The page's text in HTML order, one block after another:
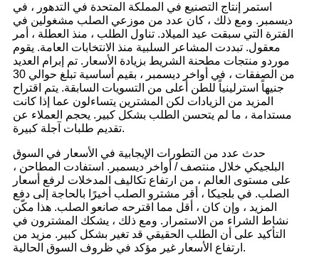
استمر إنتاج التصنيع في المملكة المتحدة في التدهور ، في
ديسمبر. ومع ذلك ، كان عدد من موزعي الصلب مشغولين في
الفترة التي سبقت عيد الميلاد. تناول الطلب ، منذ العطلة ، أمر
معقول. تبددت المشاعر السلبية منذ الانتخابات العامة. يقوم
موردو منتجات مطحنة الشريط بزيادة الأسعار. تم إبرام العديد
من الصفقات ، في أواخر ديسمبر ، بقيم أساسية تبلغ حوالي 30
جنيهاً استرلينياً للطن أعلى من التسويات السابقة. يتم اقتراح
المزيد من الزيادات لكن المشترين يتساءلون عما إذا كانت
مستدامة ، ما لم يتحسن الطلب بشكل كبير. يحجم العملاء عن
تقديم طلبات آجلة كبيرة.
حدث عدد من التطورات الإيجابية في الأسعار في السوق
البلجيكي خلال منتصف / أواخر ديسمبر. استفادت المطاحن ،
على مستوى العالم ، من ارتفاع تكاليف المدخلات لرفع أسعار
الصلب. في بلجيكا ، أقر مشترو الصلب أخيرًا بالحاجة إلى دفع
المزيد ، وإن كان ، أقل مما اقترحه صانعو الصلب. هذا مكّن
نشاط الشراء من الاستمرار. ومع ذلك ، يشكك المشترون في
التأكيد على أن الطلب الحقيقي قد تغير بشكل كبير. مزيد من
ارتفاع الأسعار غير مؤكد في ظروف السوق الحالية.